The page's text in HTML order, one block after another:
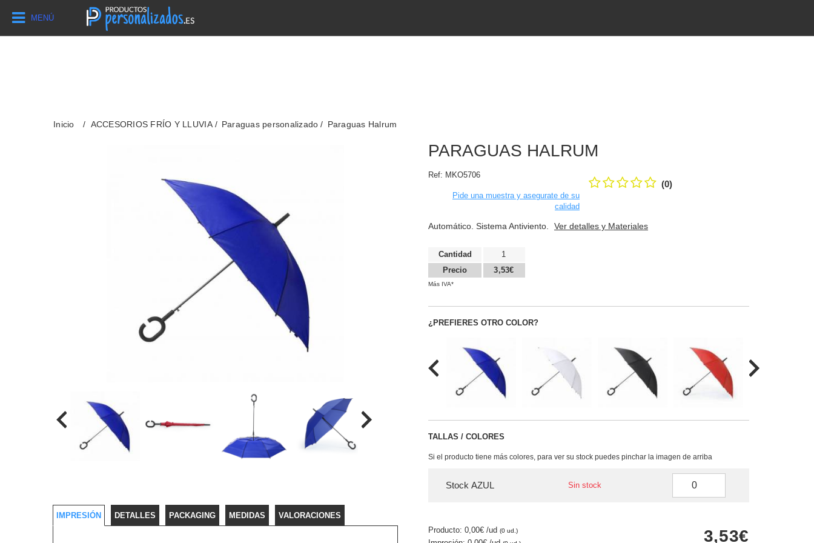
MENÚ
Inicio ACCESORIOS FRÍO Y LLUVIA Paraguas personalizado Paraguas Halrum
IMPRESIÓN DETALLES PACKAGING MEDIDAS VALORACIONES
PARAGUAS HALRUM
Ref: MKO5706
(0)
Pide una muestra y asegurate de su
calidad
Automático. Sistema Antiviento. Ver detalles y Materiales
Cantidad
Precio
1
3,53€
Más IVA*
¿PREFIERES OTRO COLOR?
TALLAS / COLORES
Si el producto tiene más colores, para ver su stock puedes pinchar la imagen de arriba
Stock AZUL Sin stock
Producto: 0,00€ /ud (0 ud.) 3,53€